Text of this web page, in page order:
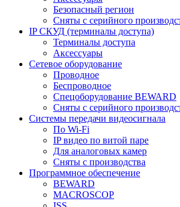
Безопасный регион
Сняты с серийного
IP СКУД (терминалы доступа)
Терминалы доступа
Аксессуары
Сетевое оборудование
Проводное
Беспроводное
Спецоборудование BEWARD
Сняты с серийного
Системы передачи видеосигнала
По Wi-Fi
IP видео по витой паре
Для аналоговых камер
Сняты с производства
Программное обеспечение
BEWARD
MACROSCOP